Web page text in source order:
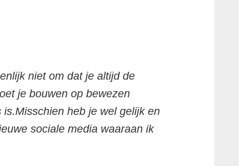
niet om dat je altijd de
je bouwen op bewezen
heb je wel gelijk en
sociale media waaraan ik